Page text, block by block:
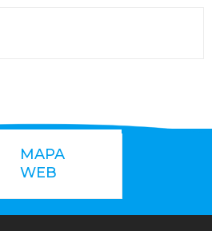
MAPA
WEB